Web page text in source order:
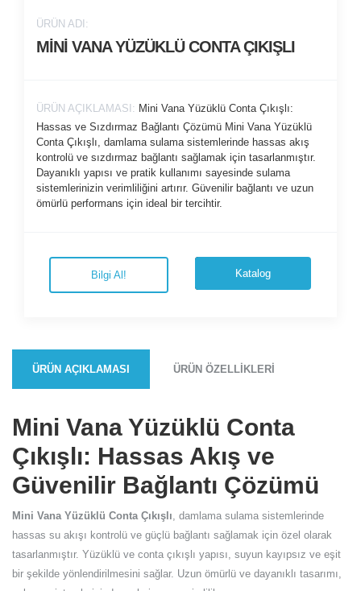
ÜRÜN ADI:
MİNİ VANA YÜZÜKLÜ CONTA ÇIKIŞLI
ÜRÜN AÇIKLAMASI: Mini Vana Yüzüklü Conta Çıkışlı:
Hassas ve Sızdırmaz Bağlantı Çözümü Mini Vana Yüzüklü
Conta Çıkışlı, damlama sulama sistemlerinde hassas akış
kontrolü ve sızdırmaz bağlantı sağlamak için tasarlanmıştır.
Dayanıklı yapısı ve pratik kullanımı sayesinde sulama
sistemlerinizin verimliliğini artırır. Güvenilir bağlantı ve uzun
ömürlü performans için ideal bir tercihtir.
Bilgi Al! Katalog
ÜRÜN AÇIKLAMASI ÜRÜN ÖZELLIKLERI
Mini Vana Yüzüklü Conta
Çıkışlı: Hassas Akış ve
Güvenilir Bağlantı Çözümü
Mini Vana Yüzüklü Conta Çıkışlı , damlama sulama sistemlerinde
hassas su akışı kontrolü ve güçlü bağlantı sağlamak için özel olarak
tasarlanmıştır. Yüzüklü ve conta çıkışlı yapısı, suyun kayıpsız ve eşit
bir şekilde yönlendirilmesini sağlar. Uzun ömürlü ve dayanıklı tasarımı,